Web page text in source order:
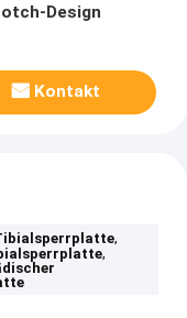
Design
Kontakt
,
,